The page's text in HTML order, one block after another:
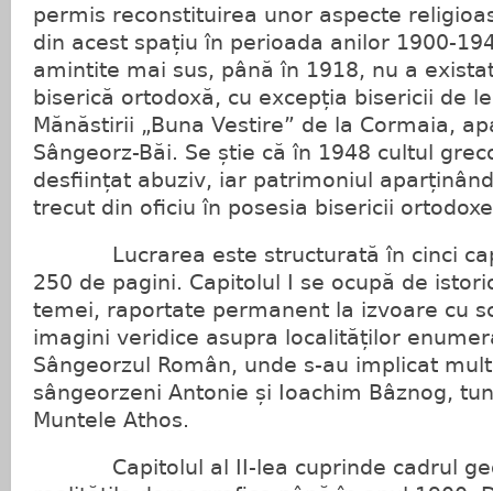
permis reconstituirea unor aspecte
din acest spațiu în perioada anilor 1900-
amintite mai sus, până în 1918, nu a
biserică ortodoxă, cu excepția bisericii de
Mănăstirii „Buna Vestire” de la Cormaia,
Sângeorz-Băi. Se știe că în 1948 cultul
desființat abuziv, iar patrimoniul
trecut din oficiu în posesia bisericii
Lucrarea este structurată în cinci
250 de pagini. Capitolul I se ocupă de
temei, raportate permanent la izvoare cu
imagini veridice asupra localităților
Sângeorzul Român, unde s-au implicat
sângeorzeni Antonie și Ioachim Bâznog,
Muntele Athos.
Capitolul al II-lea cuprinde cadrul